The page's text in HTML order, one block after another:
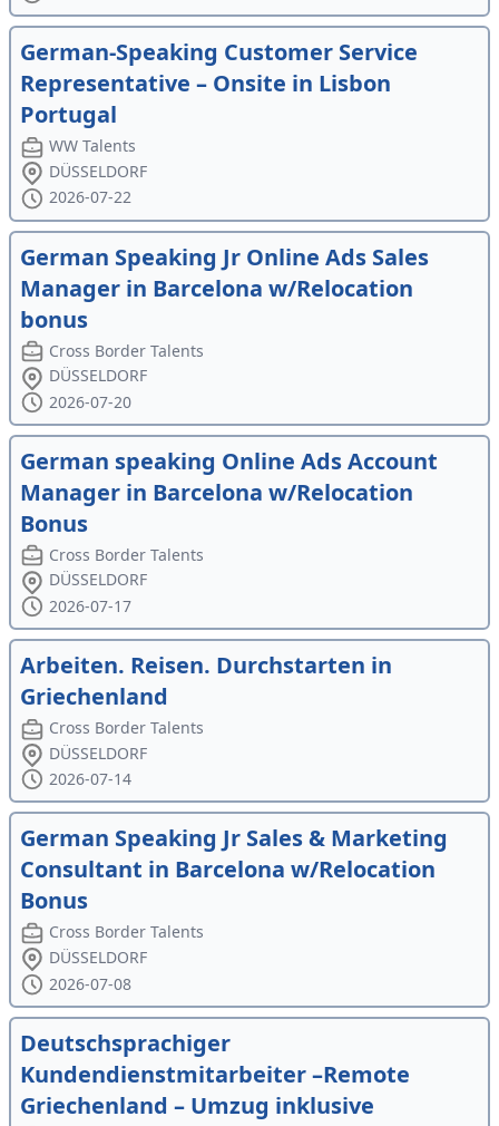
German-Speaking Customer Service
Representative – Onsite in Lisbon
Portugal
WW Talents
DÜSSELDORF
2026-07-22
German Speaking Jr Online Ads Sales
Manager in Barcelona w/Relocation
bonus
Cross Border Talents
DÜSSELDORF
2026-07-20
German speaking Online Ads Account
Manager in Barcelona w/Relocation
Bonus
Cross Border Talents
DÜSSELDORF
2026-07-17
Arbeiten. Reisen. Durchstarten in
Griechenland
Cross Border Talents
DÜSSELDORF
2026-07-14
German Speaking Jr Sales & Marketing
Consultant in Barcelona w/Relocation
Bonus
Cross Border Talents
DÜSSELDORF
2026-07-08
Deutschsprachiger
Kundendienstmitarbeiter –Remote
Griechenland – Umzug inklusive